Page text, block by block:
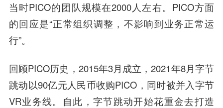
当时PICO的团队规模在2000人左右。PICO方面
的回应是“正常组织调整，不影响到业务正常运
行”。
回顾PICO历史，2015年3月成立，2021年8月字节
跳动以90亿元人民币收购PICO，同时被并入字节
VR业务线。自此，字节跳动开始花重金去打造